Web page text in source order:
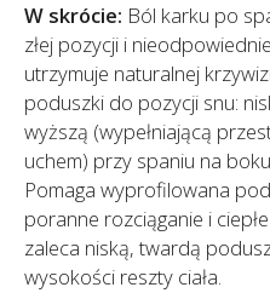
W skrócie: Ból karku po
złej pozycji i
utrzymuje naturalnej
poduszki do pozycji snu:
wyższą (wypełniającą
uchem) przy spaniu na
Pomaga wyprofilowana
poranne rozciąganie i
zaleca niską, twardą
wysokości reszty ciała.